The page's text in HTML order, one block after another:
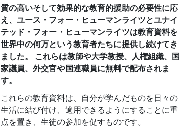
質の高いそして効果的な教育的援助の必要性に応
え、ユース・フォー・ヒューマンライツとユナイ
テッド・フォー・ヒューマンライツは教育資料を
世界中の何万という教育者たちに提供し続けてき
ました。 これらは教師や大学教授、人権組織、国
家議員、外交官や国連職員に無料で配布されま
す。
これらの教育資料は、自分が学んだものを日々の
生活に結び付け、適用できるようにすることに重
点を置き、生徒の参加を促すものです。